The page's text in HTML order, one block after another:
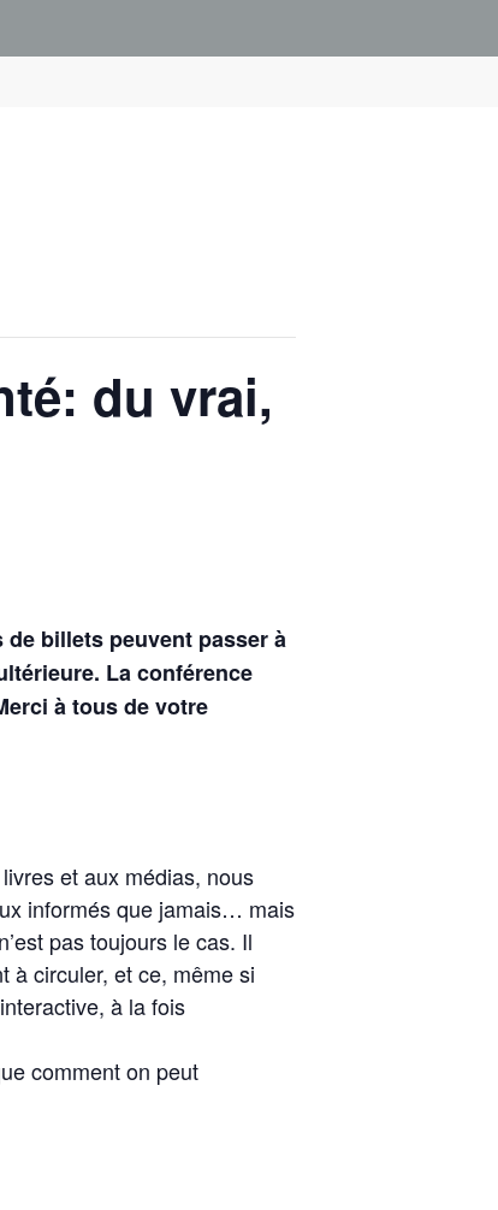
du vrai,
de billets peuvent passer à
La conférence
à tous de votre
et aux médias, nous
informés que jamais… mais
pas toujours le cas. Il
à circuler, et ce, même si
à la fois
comment on peut